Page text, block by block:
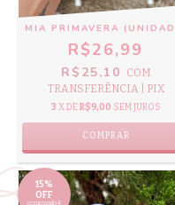
MIA PRIMAVERA
R$26,99
R$25,10
COM
TRANSFERÊNCIA | PIX
3 X DE R$9,00 SEM JUROS
COMPRAR
15%
OFF
comprando 4